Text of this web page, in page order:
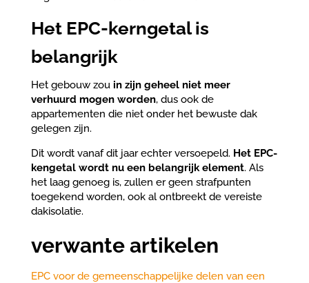
Het EPC-kerngetal is
belangrijk
Het gebouw zou in zijn geheel niet meer
verhuurd mogen worden, dus ook de
appartementen die niet onder het bewuste dak
gelegen zijn.
Dit wordt vanaf dit jaar echter versoepeld. Het EPC-
kengetal wordt nu een belangrijk element. Als
het laag genoeg is, zullen er geen strafpunten
toegekend worden, ook al ontbreekt de vereiste
dakisolatie.
verwante artikelen
EPC voor de gemeenschappelijke delen van een